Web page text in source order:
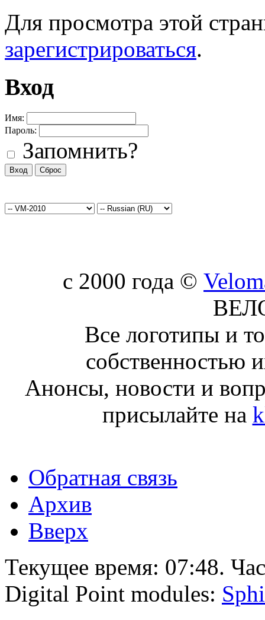
Для просмотра этой
зарегистрироваться.
Вход
Имя:
Пароль:
Запомнить?
c 2000 года ©
Все логотипы и
собственностью
Анонсы, новости и
присылайте на
Обратная связь
Архив
Вверх
Текущее время: 07:48.
Digital Point modules: